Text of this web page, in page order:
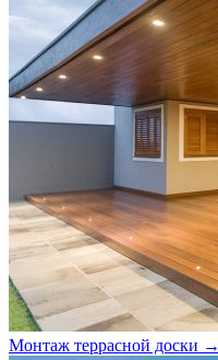
Монтаж террасной доски →